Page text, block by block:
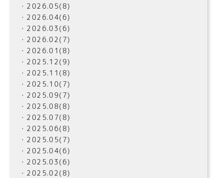
・2026.05(8)
・2026.04(6)
・2026.03(6)
・2026.02(7)
・2026.01(8)
・2025.12(9)
・2025.11(8)
・2025.10(7)
・2025.09(7)
・2025.08(8)
・2025.07(8)
・2025.06(8)
・2025.05(7)
・2025.04(6)
・2025.03(6)
・2025.02(8)